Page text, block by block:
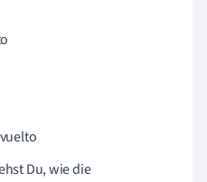
Du, wie die